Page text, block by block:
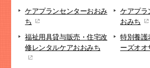
ケアプランセンターおおみ
ち
ケアプラ
おみち
福祉用具貸与販売・住宅改
修レンタルケアおおみち
特別養護
ーズオオ